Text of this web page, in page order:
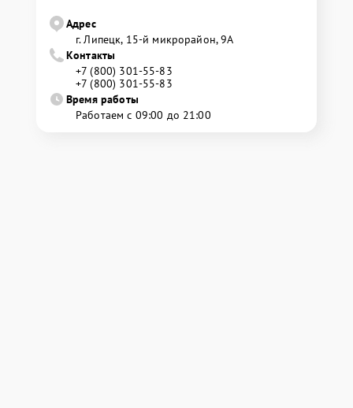
Адрес
г. Липецк, 15-й микрорайон, 9А
Контакты
+7 (800) 301-55-83
+7 (800) 301-55-83
Время работы
Работаем с 09:00 до 21:00